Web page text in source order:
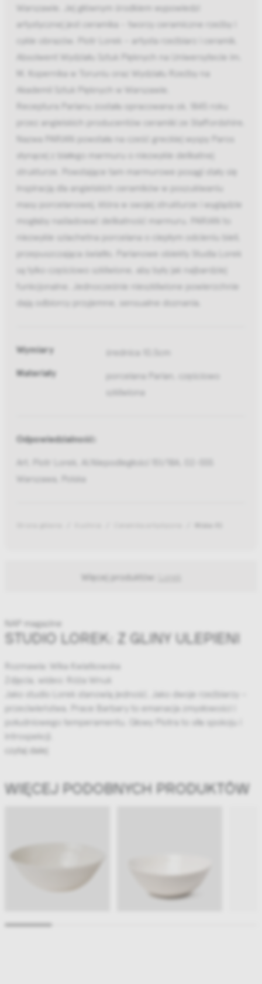
Warszawie. Jej głównym środkiem wypowiedzi
artystycznej jest ceramika - tworzy ceramiczne rzeźby i
cykle obrazów. Piotr Lorek – artysta rzeźbiarz i ceramik.
Absolwent Wydziału Sztuk Pięknych na Uniwersytecie im.
M. Kopernika w Toruniu oraz Wydziału Rzeźby na
Akademii Sztuk Pięknych w Warszawie.
Receptura Parianu została opracowana ok. 1845 roku
przez angielskich producentów ceramiki ze Staffordshire.
Nazwa PARIAN powstała na cześć greckiej wyspy Paros
słynącej z białego marmuru o niezwykle delikatnej
strukturze. Powstające tam marmurowe posągi stały się
inspiracją dla angielskich ceramików w poszukiwaniu
masy porcelanowej, która w swojej strukturze i wyglądzie
mogłaby naśladować delikatność marmuru. PARIAN to
niezwykle szlachetna porcelana o ciepłym odcieniu bieli,
przepuszczająca światło. Parianowe obiekty Studia Lorek
są tylko częściowo szkliwione, aby były jak najbardziej
funkcjonalne. Jednocześnie nieszkliwione powierzchnie
dają odbiorcy przyjemne, sensualne doznania.
Wymiary średnica 10,5cm
Materiały
porcelana Parian, częściowo
szkliwiona
Odpowiedzialność:
Art. Piotr Lorek, Al.Niepodległości 151/18A, 02-555
Warszawa, Polska
Więcej produktów:
NAP magazine
STUDIO LOREK: Z GLINY ULEPIENI
Rozmawia: Wika Kwiatkowska
Zdjęcia, wideo: Róża Wnuk
Jako studio Lorek stanowią jedność. Jako dwoje rzeźbiarzy –
przeciwieństwa. Prace Barbary to emanacja zmysłowości i
południowego temperamentu. Głowy Piotra to siła spokoju i
introspekcji.
czytaj dalej
WIĘCEJ PODOBNYCH PRODUKTÓW